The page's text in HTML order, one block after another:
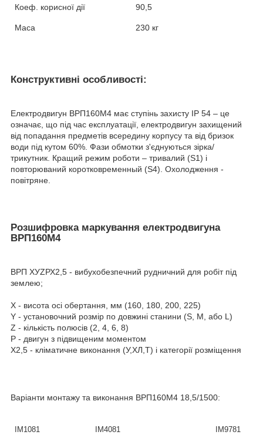
Коеф. корисної дії 90,5
Маса 230 кг
Конструктивні особливості:
Електродвигун ВРП160М4 має ступінь захисту IP 54 – це
означає, що під час експлуатації, електродвигун захищений
від попадання предметів всередину корпусу та від бризок
води під кутом 60%. Фази обмотки з'єднуються зірка/
трикутник. Кращий режим роботи – тривалий (S1) і
повторюваний коротковременный (S4). Охолодження -
повітряне.
Розшифровка маркування електродвигуна
ВРП160М4
ВРП ХУZРХ2,5 - вибухобезпечний рудничний для робіт під
землею;
Х - висота осі обертання, мм (160, 180, 200, 225)
Y - установочний розмір по довжині станини (S, М, або L)
Z - кількість полюсів (2, 4, 6, 8)
Р - двигун з підвищеним моментом
Х2,5 - кліматичне виконання (У,ХЛ,Т) і категорії розміщення
Варіанти монтажу та виконання ВРП160М4 18,5/1500:
IM1081 IM4081 IM9781